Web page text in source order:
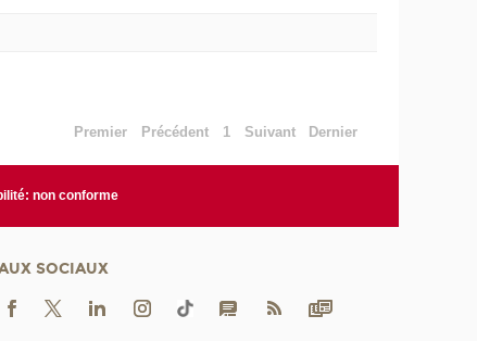
Premier Précédent 1 Suivant Dernier
non conforme
SOCIAUX